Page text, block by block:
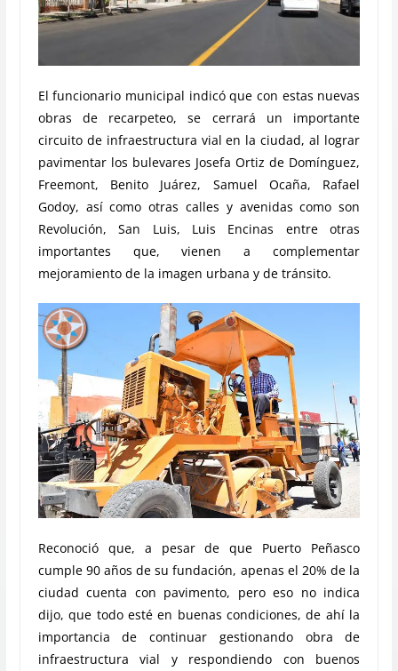
El funcionario municipal indicó que con estas nuevas
obras de recarpeteo, se cerrará un importante
circuito de infraestructura vial en la ciudad, al lograr
pavimentar los bulevares Josefa Ortiz de Domínguez,
Freemont, Benito Juárez, Samuel Ocaña, Rafael
Godoy, así como otras calles y avenidas como son
Revolución, San Luis, Luis Encinas entre otras
importantes que, vienen a complementar
mejoramiento de la imagen urbana y de tránsito.
Reconoció que, a pesar de que Puerto Peñasco
cumple 90 años de su fundación, apenas el 20% de la
ciudad cuenta con pavimento, pero eso no indica
dijo, que todo esté en buenas condiciones, de ahí la
importancia de continuar gestionando obra de
infraestructura vial y respondiendo con buenos